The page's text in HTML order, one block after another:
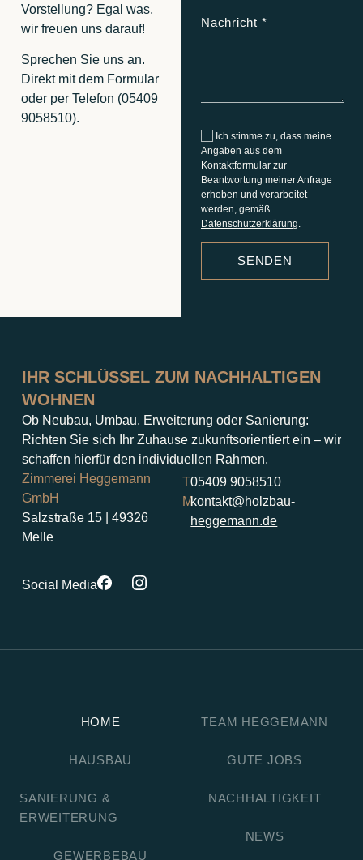
Vorstellung? Egal was,
wir freuen uns darauf!
Sprechen Sie uns an.
Direkt mit dem Formular
oder per Telefon (05409
9058510).
Ich stimme zu, dass meine
Angaben aus dem
Kontaktformular zur
Beantwortung meiner Anfrage
erhoben und verarbeitet
werden, gemäß
Datenschutzerklärung.
HOME
HAUSBAU
SANIERUNG &
ERWEITERUNG
GEWERBEBAU
TEAM HEGGEMANN
GUTE JOBS
NACHHALTIGKEIT
NEWS
IHR SCHLÜSSEL ZUM NACHHALTIGEN
WOHNEN
Ob Neubau, Umbau, Erweiterung oder Sanierung:
Richten Sie sich Ihr Zuhause zukunftsorientiert ein – wir
schaffen hierfür den individuellen Rahmen.
Zimmerei Heggemann
GmbH
Salzstraße 15 | 49326
Melle
T05409 9058510
Mkontakt@holzbau-
heggemann.de
Social Media